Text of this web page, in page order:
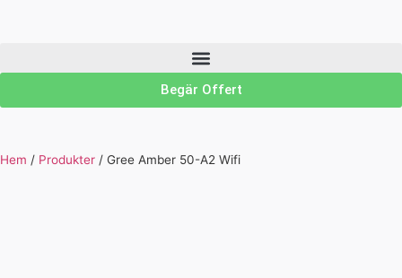
Begär Offert
Hem / Produkter / Gree Amber 50-A2 Wifi